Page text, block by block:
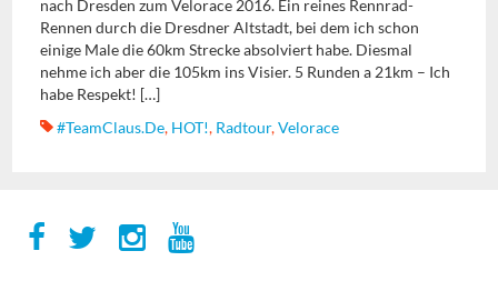
nach Dresden zum Velorace 2016. Ein reines Rennrad-
Rennen durch die Dresdner Altstadt, bei dem ich schon
einige Male die 60km Strecke absolviert habe. Diesmal
nehme ich aber die 105km ins Visier. 5 Runden a 21km – Ich
habe Respekt! […]
#TeamClaus.de, HOT!, Radtour,Velorace